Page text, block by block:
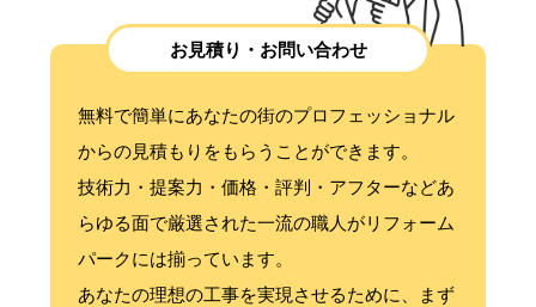
お見積り・お問い合わせ
無料で簡単にあなたの街のプロフェッショナル
からの見積もりをもらうことができます。
技術力・提案力・価格・評判・アフターなどあ
らゆる面で厳選された一流の職人がリフォーム
パークには揃っています。
あなたの理想の工事を実現させるために、まず